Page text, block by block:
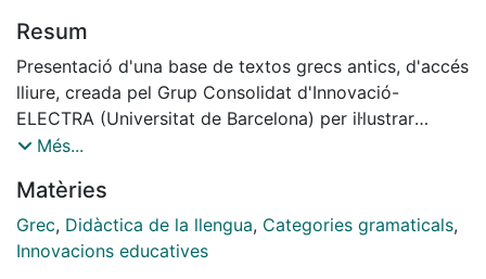
Resum
Presentació d'una base de textos grecs antics, d'accés
lliure, creada pel Grup Consolidat d'Innovació-
ELECTRA (Universitat de Barcelona) per il·lustrar
categories de sintaxi nominal i oracional. Els textos
facilitar la cerca d'exemples d'una construcció
sintàctica determinada, van acompanyats d'una
traducció. Aquesta base és un instrument docent nou
Més...
Matèries
Grec, Didàctica de la llengua, Categories gramaticals,
Innovacions educatives